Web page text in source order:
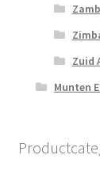
Zuid
Munten